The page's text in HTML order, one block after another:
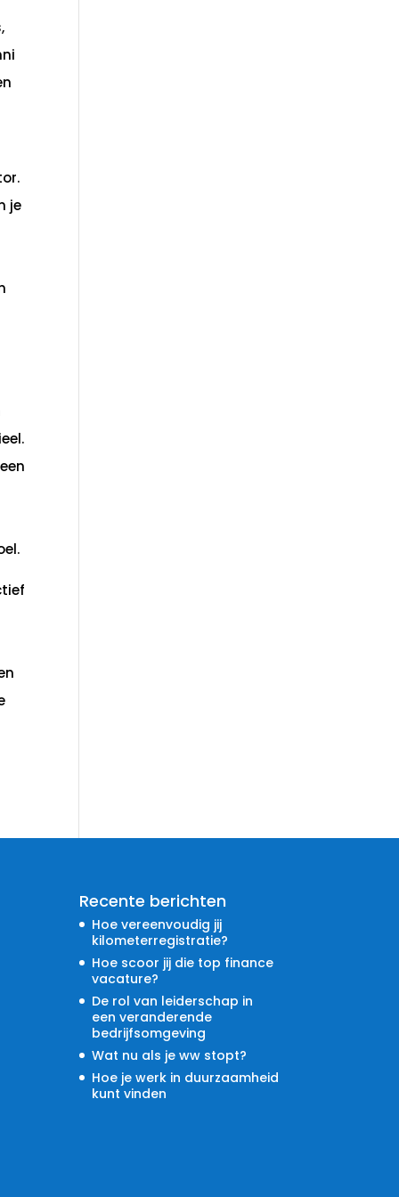
je
Recente berichten
Hoe vereenvoudig jij
kilometerregistratie?
Hoe scoor jij die top finance
vacature?
De rol van leiderschap in
een veranderende
bedrijfsomgeving
Wat nu als je ww stopt?
Hoe je werk in duurzaamheid
kunt vinden